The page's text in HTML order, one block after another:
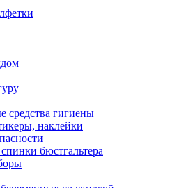
средства гигиены
наклейки
бюстгальтера